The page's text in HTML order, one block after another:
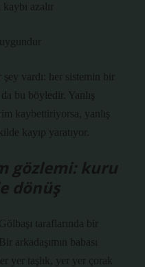
azalır
vardı: her sistemin bir
bu böyledir. Yanlış
kaybettiriyorsa, yanlış
kayıp yaratıyor.
gözlemi: kuru
dönüş
taraflarında bir
arkadaşımın babası
yer taşlık, yer yer çorak